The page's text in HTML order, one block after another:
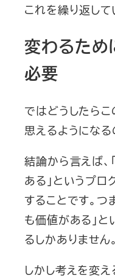
これを繰り返して
変わるため
必要
ではどうしたら
思えるようになる
結論から言えば
ある」というプ
することです。つ
も価値がある」
るしかありません。
しかし考えを変